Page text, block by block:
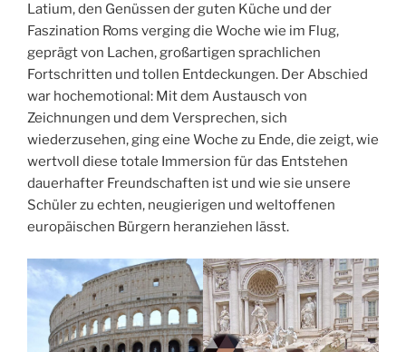
Latium, den Genüssen der guten Küche und der
Faszination Roms verging die Woche wie im Flug,
geprägt von Lachen, großartigen sprachlichen
Fortschritten und tollen Entdeckungen. Der Abschied
war hochemotional: Mit dem Austausch von
Zeichnungen und dem Versprechen, sich
wiederzusehen, ging eine Woche zu Ende, die zeigt, wie
wertvoll diese totale Immersion für das Entstehen
dauerhafter Freundschaften ist und wie sie unsere
Schüler zu echten, neugierigen und weltoffenen
europäischen Bürgern heranziehen lässt.